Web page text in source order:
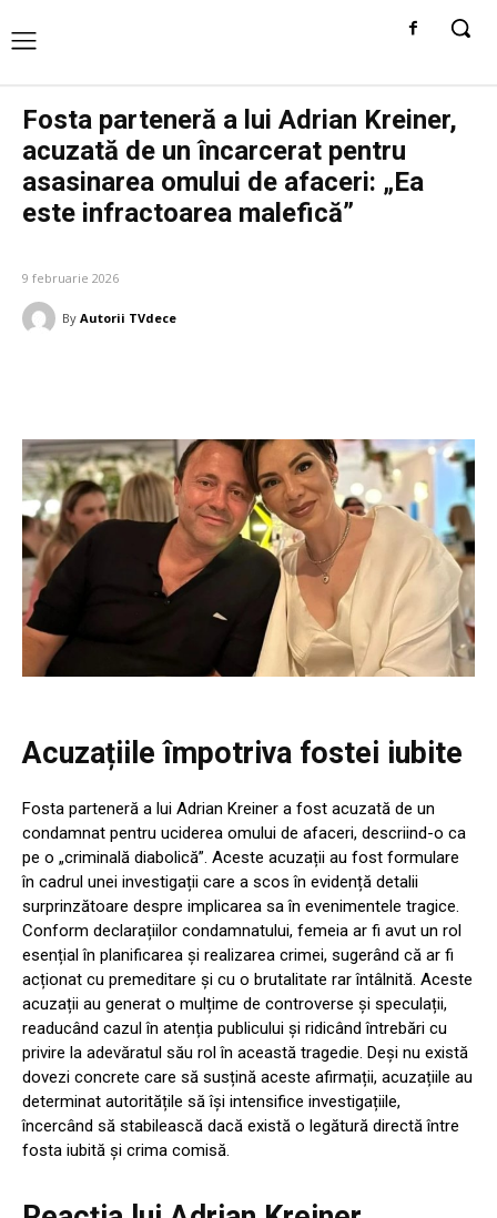
Fosta parteneră a lui Adrian Kreiner,
acuzată de un încarcerat pentru
asasinarea omului de afaceri: „Ea
este infractoarea malefică”
9 februarie 2026
By Autorii TVdece
Acuzațiile împotriva fostei iubite
Fosta parteneră a lui Adrian Kreiner a fost acuzată de un
condamnat pentru uciderea omului de afaceri, descriind-o ca
pe o „criminală diabolică”. Aceste acuzații au fost formulare
în cadrul unei investigații care a scos în evidență detalii
surprinzătoare despre implicarea sa în evenimentele tragice.
Conform declarațiilor condamnatului, femeia ar fi avut un rol
esențial în planificarea și realizarea crimei, sugerând că ar fi
acționat cu premeditare și cu o brutalitate rar întâlnită. Aceste
acuzații au generat o mulțime de controverse și speculații,
readucând cazul în atenția publicului și ridicând întrebări cu
privire la adevăratul său rol în această tragedie. Deși nu există
dovezi concrete care să susțină aceste afirmații, acuzațiile au
determinat autoritățile să își intensifice investigațiile,
încercând să stabilească dacă există o legătură directă între
fosta iubită și crima comisă.